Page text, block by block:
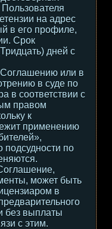
на адрес
в его профиле,
Срок
дней с
или в
в суде по
в соответствии с
правом
к
применению
по
может быть
в
без выплаты
с этим.